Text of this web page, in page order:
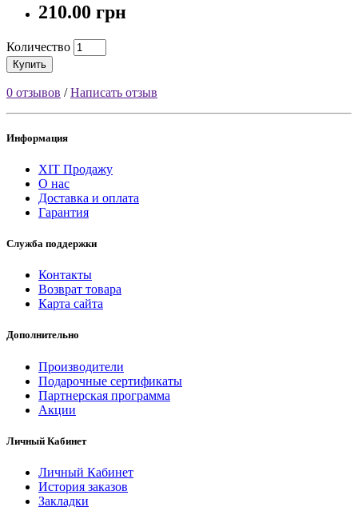
210.00 грн
Количество
Купить
0 отзывов /Написать отзыв
Информация
ХІТ Продажу
О нас
Доставка и оплата
Гарантия
Служба поддержки
Контакты
Возврат товара
Карта сайта
Дополнительно
Производители
Подарочные сертификаты
Партнерская программа
Акции
Личный Кабинет
Личный Кабинет
История заказов
Закладки